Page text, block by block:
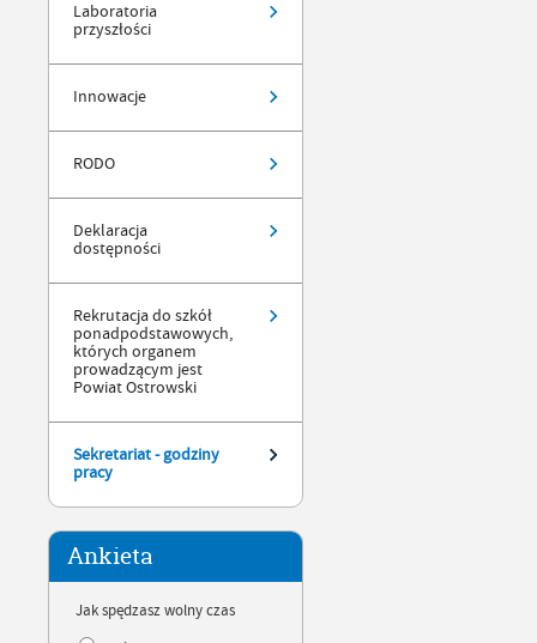
Laboratoria
przyszłości
Innowacje
RODO
Deklaracja
dostępności
Rekrutacja do szkół
ponadpodstawowych,
których organem
prowadzącym jest
Powiat Ostrowski
Sekretariat - godziny
pracy
Ankieta
Jak spędzasz wolny czas